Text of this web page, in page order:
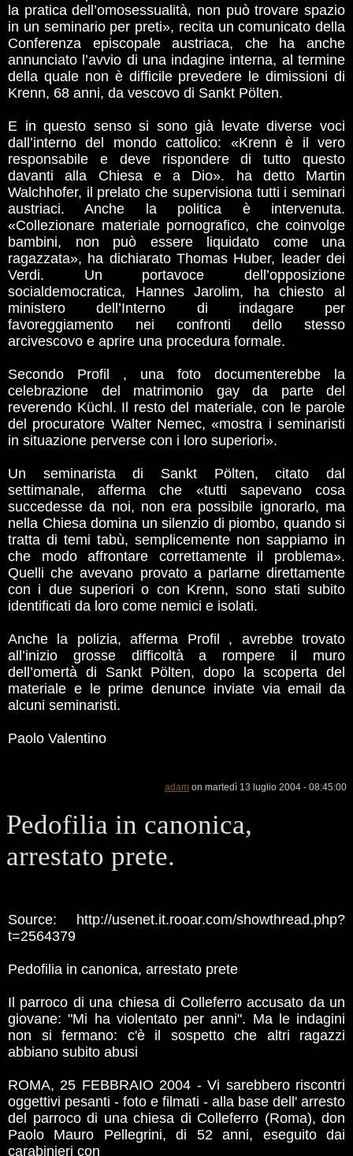
la pratica dell’omosessualità, non può trovare spazio
in un seminario per preti», recita un comunicato della
Conferenza episcopale austriaca, che ha anche
annunciato l’avvio di una indagine interna, al termine
della quale non è difficile prevedere le dimissioni di
Krenn, 68 anni, da vescovo di Sankt Pölten.
E in questo senso si sono già levate diverse voci
dall’interno del mondo cattolico: «Krenn è il vero
responsabile e deve rispondere di tutto questo
davanti alla Chiesa e a Dio». ha detto Martin
Walchhofer, il prelato che supervisiona tutti i seminari
austriaci. Anche la politica è intervenuta.
«Collezionare materiale pornografico, che coinvolge
bambini, non può essere liquidato come una
ragazzata», ha dichiarato Thomas Huber, leader dei
Verdi. Un portavoce dell’opposizione
socialdemocratica, Hannes Jarolim, ha chiesto al
ministero dell’Interno di indagare per
favoreggiamento nei confronti dello stesso
arcivescovo e aprire una procedura formale.
Secondo Profil , una foto documenterebbe la
celebrazione del matrimonio gay da parte del
reverendo Küchl. Il resto del materiale, con le parole
del procuratore Walter Nemec, «mostra i seminaristi
in situazione perverse con i loro superiori».
Un seminarista di Sankt Pölten, citato dal
settimanale, afferma che «tutti sapevano cosa
succedesse da noi, non era possibile ignorarlo, ma
nella Chiesa domina un silenzio di piombo, quando si
tratta di temi tabù, semplicemente non sappiamo in
che modo affrontare correttamente il problema».
Quelli che avevano provato a parlarne direttamente
con i due superiori o con Krenn, sono stati subito
identificati da loro come nemici e isolati.
Anche la polizia, afferma Profil , avrebbe trovato
all’inizio grosse difficoltà a rompere il muro
dell’omertà di Sankt Pölten, dopo la scoperta del
materiale e le prime denunce inviate via email da
alcuni seminaristi.
Paolo Valentino
adam on martedì 13 luglio 2004 - 08:45:00
Pedofilia in canonica,
arrestato prete.
Source: http://usenet.it.rooar.com/showthread.php?
t=2564379
Pedofilia in canonica, arrestato prete
Il parroco di una chiesa di Colleferro accusato da un
giovane: "Mi ha violentato per anni". Ma le indagini
non si fermano: c'è il sospetto che altri ragazzi
abbiano subito abusi
ROMA, 25 FEBBRAIO 2004 - Vi sarebbero riscontri
oggettivi pesanti - foto e filmati - alla base dell' arresto
del parroco di una chiesa di Colleferro (Roma), don
Paolo Mauro Pellegrini, di 52 anni, eseguito dai
carabinieri con